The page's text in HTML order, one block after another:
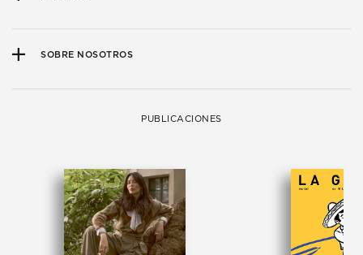
SOBRE NOSOTROS
PUBLICACIONES